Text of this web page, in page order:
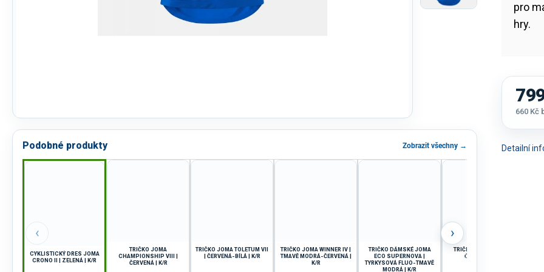
Podobné produkty Zobrazit všechny →
‹
CYKLISTICKÝ DRES JOMA
CRONO II | ZELENÁ | K/R
TRIČKO JOMA
CHAMPIONSHIP VIII |
ČERVENÁ | K/R
TRIČKO JOMA TOLETUM VII
| ČERVENÁ-BÍLÁ | K/R
TRIČKO JOMA WINNER IV |
TMAVĚ MODRÁ-ČERVENÁ |
K/R
TRIČKO DÁMSKÉ JOMA
ECO SUPERNOVA |
TYRKYSOVÁ FLUO-TMAVĚ
MODRÁ | K/R
TRIČKO JOMA LION II |
ČERVENÁ | K/R
›
pro
hry.
Detailní
660 Kč